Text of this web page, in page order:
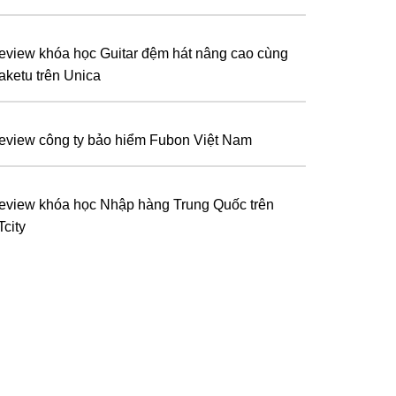
khóa học Guitar đệm hát nâng cao cùng
trên Unica
công ty bảo hiểm Fubon Việt Nam
khóa học Nhập hàng Trung Quốc trên